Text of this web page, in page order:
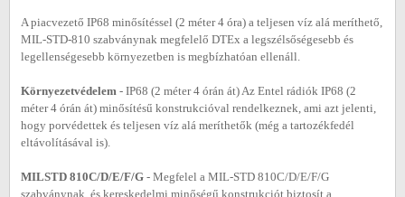
A piacvezető IP68 minősítéssel (2 méter 4 óra) a teljesen víz alá meríthető,
MIL-STD-810 szabványnak megfelelő DTEx a legszélsőségesebb és
legellenségesebb környezetben is megbízhatóan ellenáll.
Környezetvédelem - IP68 (2 méter 4 órán át) Az Entel rádiók IP68 (2
méter 4 órán át) minősítésű konstrukcióval rendelkeznek, ami azt jelenti,
hogy porvédettek és teljesen víz alá meríthetők (még a tartozékfedél
eltávolításával is).
MILSTD 810C/D/E/F/G - Megfelel a MIL-STD 810C/D/E/F/G
szabványnak, és kereskedelmi minőségű konstrukciót biztosít a